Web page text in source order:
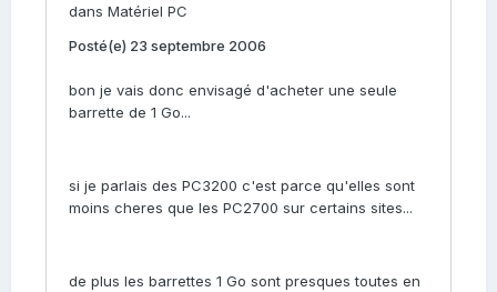
dans Matériel PC
Posté(e) 23 septembre 2006
bon je vais donc envisagé d'acheter une seule
barrette de 1 Go...
si je parlais des PC3200 c'est parce qu'elles sont
moins cheres que les PC2700 sur certains sites...
de plus les barrettes 1 Go sont presques toutes en